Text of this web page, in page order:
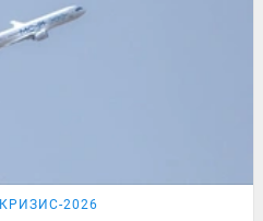
КРИЗИС-2026